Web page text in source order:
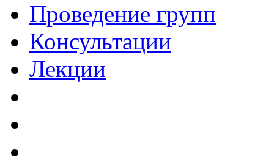
Проведение групп
Консультации
Лекции